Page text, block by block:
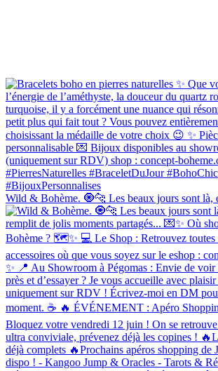
Wild & Bohème. 🧿🐆 Les beaux jours sont là,